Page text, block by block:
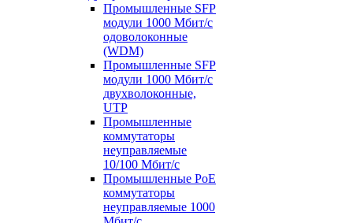
Промышленные SFP
модули 1000 Мбит/c
одоволоконные
(WDM)
Промышленные SFP
модули 1000 Мбит/c
двухволоконные,
UTP
Промышленные
коммутаторы
неуправляемые
10/100 Мбит/с
Промышленные PoE
коммутаторы
неуправляемые 1000